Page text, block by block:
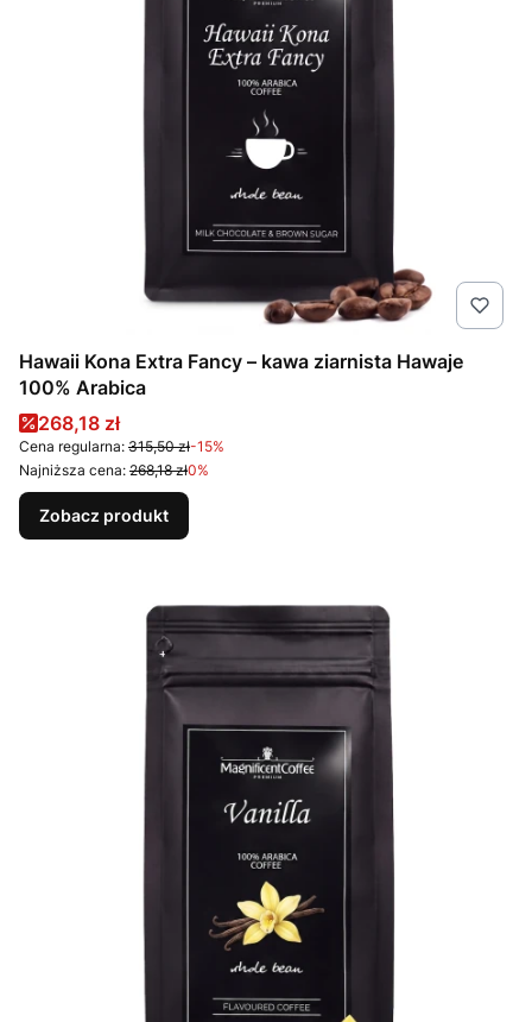
Hawaii Kona Extra Fancy – kawa ziarnista Hawaje
100% Arabica
Cena promocyjna
268,18 zł
Cena regularna: 315,50 zł-15%
Najniższa cena: 268,18 zł0%
Zobacz produkt